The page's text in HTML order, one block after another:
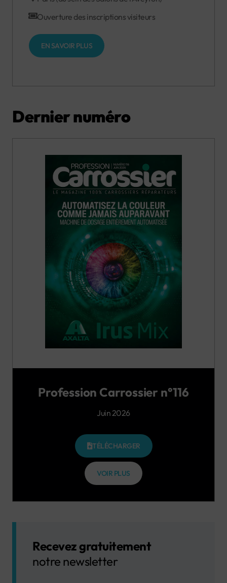
Ouverture des inscriptions visiteurs
EN SAVOIR PLUS
Dernier numéro
Profession Carrossier n°116
Juin 2026
TÉLÉCHARGER
VOIR PLUS
Recevez gratuitement
notre newsletter